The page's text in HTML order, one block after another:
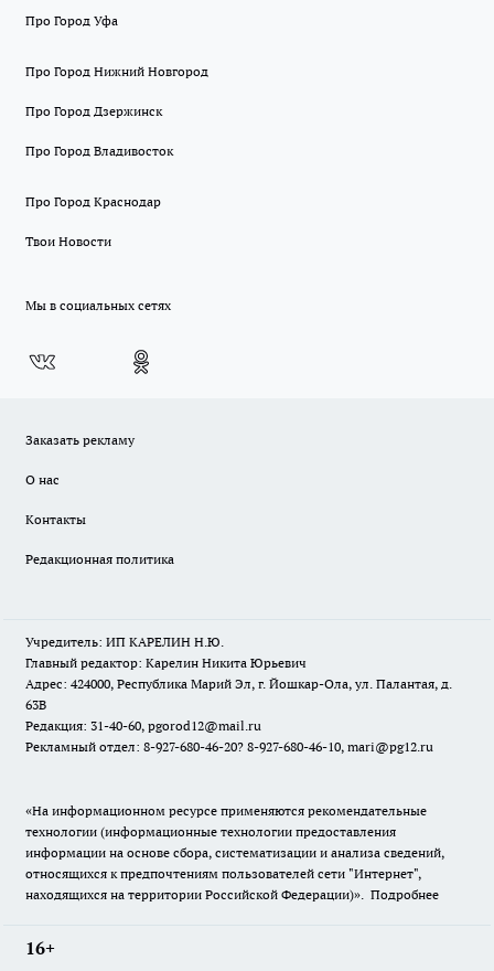
Про Город Уфа
Про Город Нижний Новгород
Про Город Дзержинск
Про Город Владивосток
Про Город Краснодар
Твои Новости
Мы в социальных сетях
Заказать рекламу
О нас
Контакты
Редакционная политика
Учредитель: ИП КАРЕЛИН Н.Ю.
Главный редактор: Карелин Никита Юрьевич
Адрес: 424000, Республика Марий Эл, г. Йошкар-Ола, ул. Палантая, д.
63В
Редакция: 31-40-60, pgorod12@mail.ru
Рекламный отдел: 8-927-680-46-20? 8-927-680-46-10, mari@pg12.ru
«На информационном ресурсе применяются рекомендательные
технологии (информационные технологии предоставления
информации на основе сбора, систематизации и анализа сведений,
относящихся к предпочтениям пользователей сети "Интернет",
находящихся на территории Российской Федерации)». Подробнее
16+